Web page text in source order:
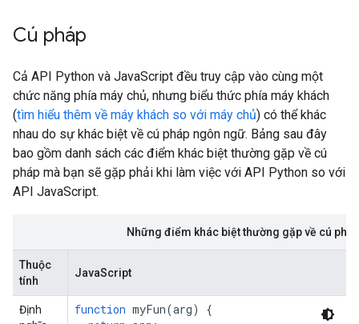
Cú pháp
Cả API Python và JavaScript đều truy cập vào cùng một
chức năng phía máy chủ, nhưng biểu thức phía máy khách
(tìm hiểu thêm về máy khách so với máy chủ) có thể khác
nhau do sự khác biệt về cú pháp ngôn ngữ. Bảng sau đây
bao gồm danh sách các điểm khác biệt thường gặp về cú
pháp mà bạn sẽ gặp phải khi làm việc với API Python so với
API JavaScript.
Những điểm khác biệt thường gặp về cú
Thuộc
tính
JavaScript
Định
function myFun(arg)
{